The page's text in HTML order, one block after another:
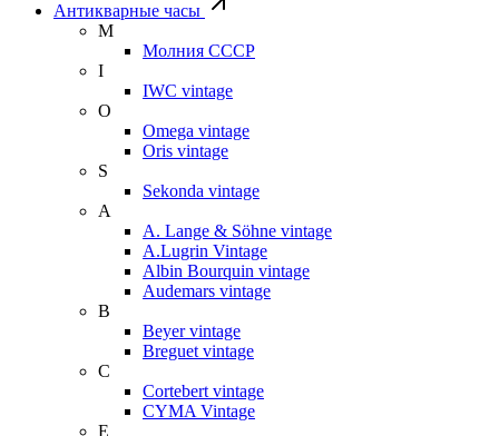
Антикварные часы
М
Молния СССР
I
IWC vintage
O
Omega vintage
Oris vintage
S
Sekonda vintage
A
A. Lange & Söhne vintage
A.Lugrin Vintage
Albin Bourquin vintage
Audemars vintage
B
Beyer vintage
Breguet vintage
C
Cortebert vintage
CYMA Vintage
E